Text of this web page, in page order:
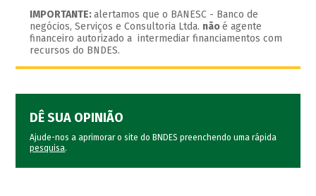
IMPORTANTE:alertamos que o BANESC - Banco de
negócios, Serviços e Consultoria Ltda. nãoé agente
financeiro autorizado a intermediar financiamentos com
recursos do BNDES.
DÊ SUA OPINIÃO
Ajude-nos a aprimorar o site do BNDES preenchendo uma rápida
pesquisa.